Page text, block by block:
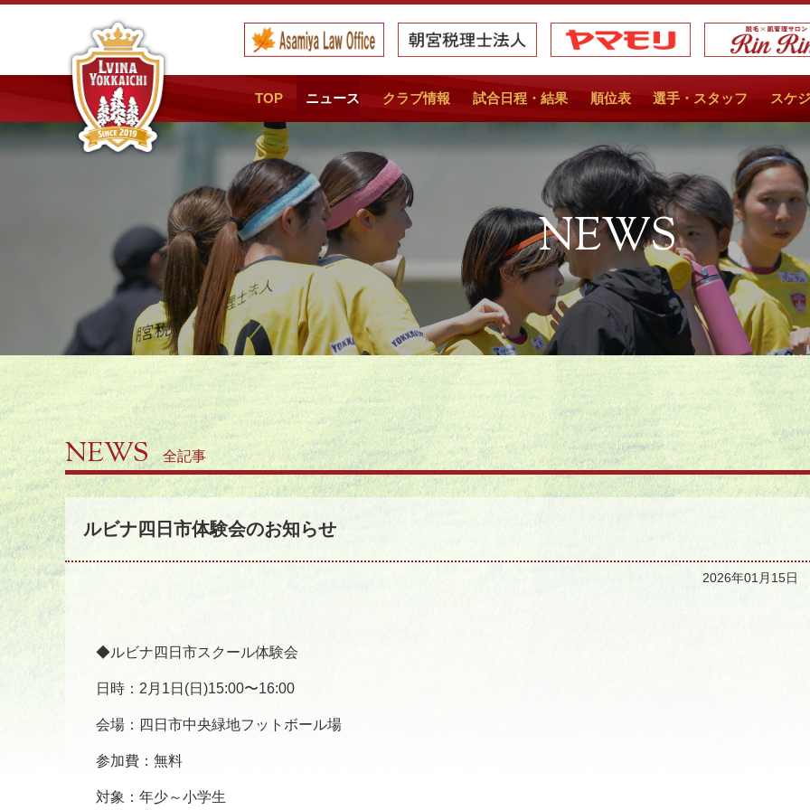
TOP ニュース クラブ情報 試合日程・結果 順位表 選手・スタッフ スケ
NEWS
NEWS 全記事
ルビナ四日市体験会のお知らせ
2026年01月15日
◆ルビナ四日市スクール体験会
日時：2月1日(日)15:00〜16:00
会場：四日市中央緑地フットボール場
参加費：無料
対象：年少～小学生